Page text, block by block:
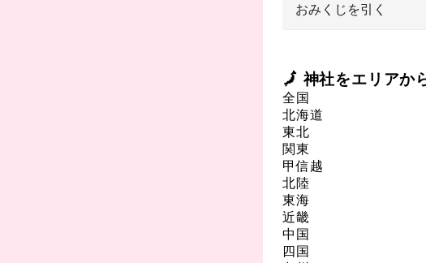
おみくじを引く
🗾 神社をエリアか
全国
北海道
東北
関東
甲信越
北陸
東海
近畿
中国
四国